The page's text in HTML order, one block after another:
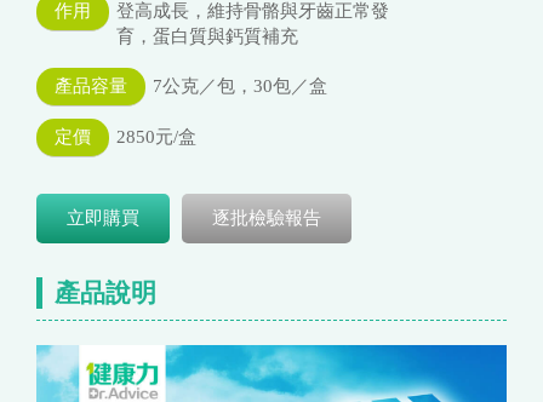
作用
登高成長，維持骨骼與牙齒正常發
育，蛋白質與鈣質補充
產品容量 7公克／包，30包／盒
定價 2850元/盒
立即購買 逐批檢驗報告
產品說明